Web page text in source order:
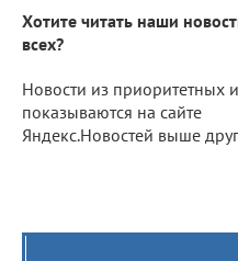
Хотите читать наши
всех?
Новости из приоритетных
показываются на сайте
Яндекс.Новостей выше